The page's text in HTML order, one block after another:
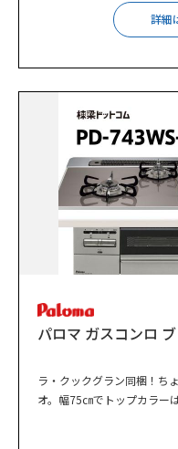
詳細
パロマ ガスコンロ
ラ・クックグラン同梱！ち
オ。幅75㎝でトップカラー